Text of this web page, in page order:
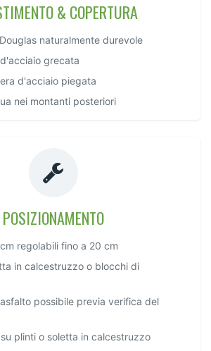
& COPERTURA
naturalmente durevole
grecata
d'acciaio piegata
nei montanti posteriori
POSIZIONAMENTO
regolabili fino a 20 cm
in calcestruzzo o blocchi di
possibile previa verifica del
plinti o soletta in calcestruzzo